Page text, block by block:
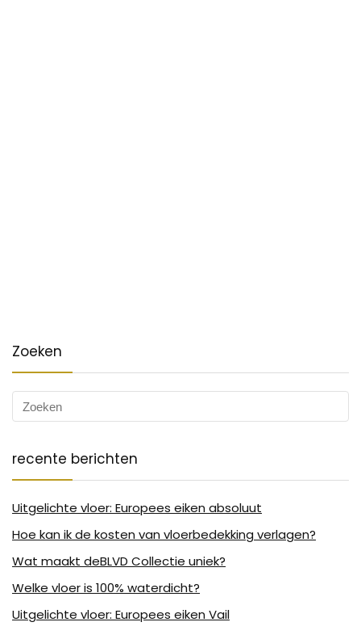
Zoeken
recente berichten
Uitgelichte vloer: Europees eiken absoluut
Hoe kan ik de kosten van vloerbedekking verlagen?
Wat maakt deBLVD Collectie uniek?
Welke vloer is 100% waterdicht?
Uitgelichte vloer: Europees eiken Vail